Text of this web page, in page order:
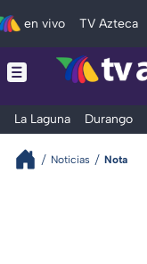
en vivo TV Azteca
La Laguna Durango
Noticias Nota